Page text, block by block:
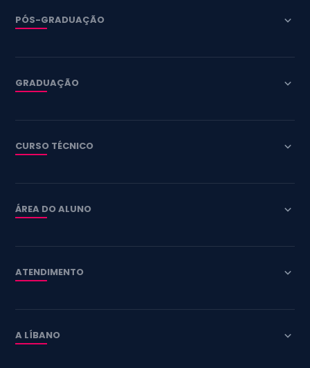
PÓS-GRADUAÇÃO
GRADUAÇÃO
CURSO TÉCNICO
ÁREA DO ALUNO
ATENDIMENTO
A LÍBANO